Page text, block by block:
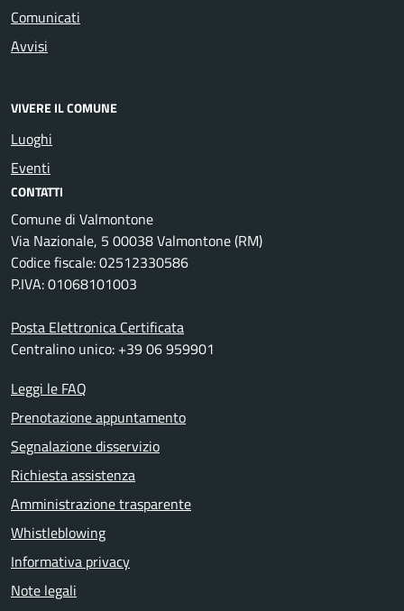
Comunicati
Avvisi
VIVERE IL COMUNE
Luoghi
Eventi
CONTATTI
Comune di Valmontone
Via Nazionale, 5 00038 Valmontone (RM)
Codice fiscale: 02512330586
P.IVA: 01068101003
Posta Elettronica Certificata
Centralino unico: +39 06 959901
Leggi le FAQ
Prenotazione appuntamento
Segnalazione disservizio
Richiesta assistenza
Amministrazione trasparente
Whistleblowing
Informativa privacy
Note legali